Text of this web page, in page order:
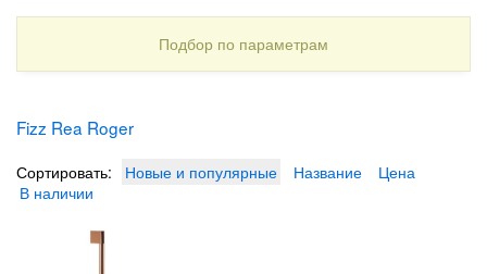
Подбор по параметрам
Fizz Rea Roger
Сортировать: Новые и популярные Название
Цена
В наличии